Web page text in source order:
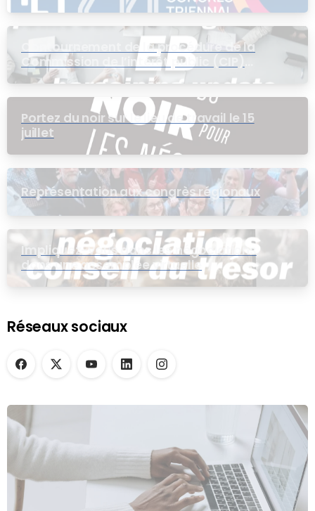
Contournement de la procédure de la
Commission de l’intérêt public (CIP)
pour le groupe EB
Portez du noir sur le lieu de travail le 15
juillet
Représentation aux congrès régionaux
Impliquez-vous dans les négociations
dans une assemblée virtuelle
Réseaux sociaux